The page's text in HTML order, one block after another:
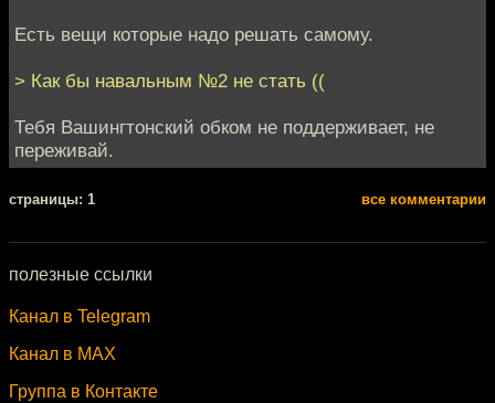
Есть вещи которые надо решать самому.
> Как бы навальным №2 не стать ((
Тебя Вашингтонский обком не поддерживает, не
переживай.
cтраницы: 1 все комментарии
полезные ссылки
Канал в Telegram
Канал в MAX
Группа в Контакте